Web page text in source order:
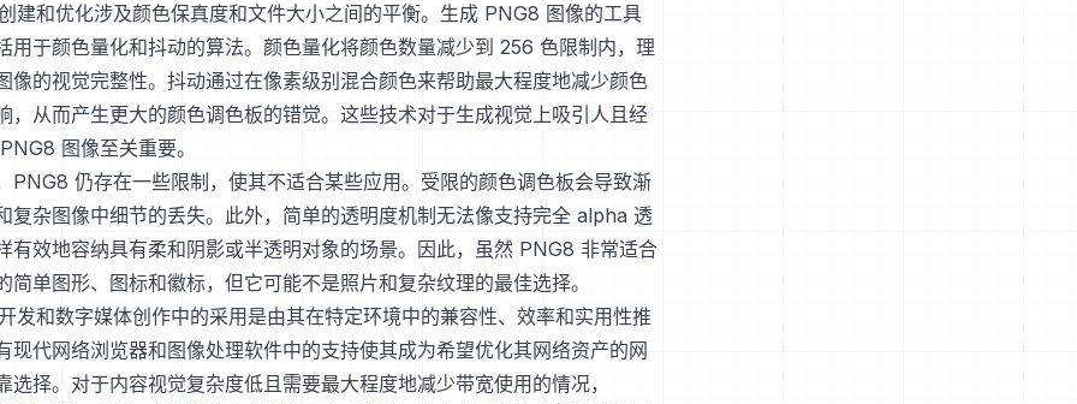
建和优化涉及颜色保真度和文件大小之间的平衡。生成 PNG8 图像的工具
用于颜色量化和抖动的算法。颜色量化将颜色数量减少到 256 色限制内，理
像的视觉完整性。抖动通过在像素级别混合颜色来帮助最大程度地减少颜色
，从而产生更大的颜色调色板的错觉。这些技术对于生成视觉上吸引人且经
图像至关重要。
PNG8 仍存在一些限制，使其不适合某些应用。受限的颜色调色板会导致渐
复杂图像中细节的丢失。此外，简单的透明度机制无法像支持完全 alpha 透
有效地容纳具有柔和阴影或半透明对象的场景。因此，虽然 PNG8 非常适合
简单图形、图标和徽标，但它可能不是照片和复杂纹理的最佳选择。
发和数字媒体创作中的采用是由其在特定环境中的兼容性、效率和实用性推
现代网络浏览器和图像处理软件中的支持使其成为希望优化其网络资产的网
选择。对于内容视觉复杂度低且需要最大程度地减少带宽使用的情况，